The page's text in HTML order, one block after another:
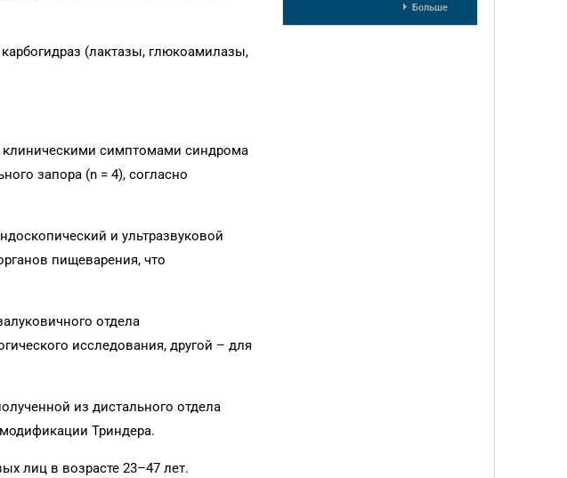
(лактазы, глюкоамилазы,
клиническими симптомами синдрома
запора (n = 4), согласно
и ультразвуковой
пищеварения, что
отдела
исследования, другой – для
из дистального отдела
Триндера.
лиц в возрасте 23–47 лет.
Больше